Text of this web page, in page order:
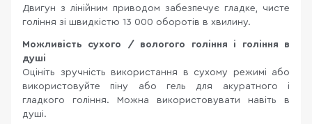
Двигун з лінійним приводом забезпечує гладке, чисте
гоління зі швидкістю 13 000 оборотів в хвилину.
Можливість сухого / вологого гоління і гоління в
душі
Оцініть зручність використання в сухому режимі або
використовуйте піну або гель для акуратного і
гладкого гоління. Можна використовувати навіть в
душі.